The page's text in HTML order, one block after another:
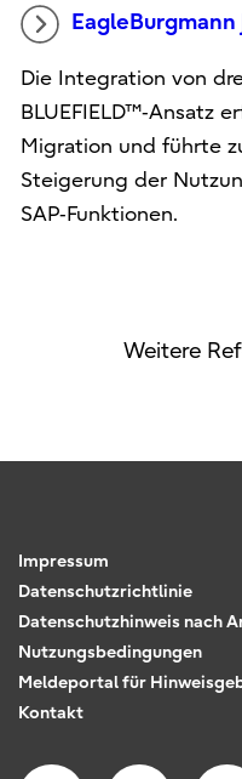
EagleBurgmann
Die Integration von
BLUEFIELD™‑Ansatz
Migration und führte
Steigerung der
SAP‑Funktionen.
Weitere
Impressum
Datenschutzrichtlinie
Datenschutzhinweis nach
Nutzungsbedingungen
Meldeportal für
Kontakt